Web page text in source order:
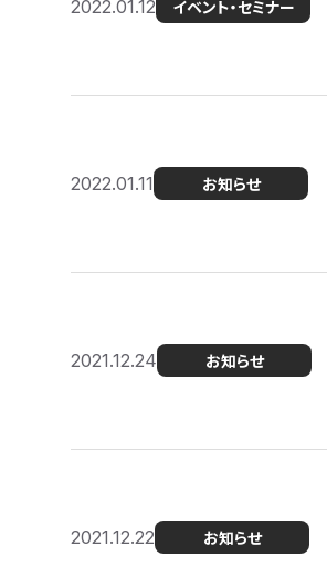
2022.01.12 イベント・セミナー
2022.01.11 お知らせ
2021.12.24 お知らせ
2021.12.22 お知らせ